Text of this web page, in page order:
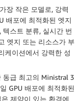
장 작은 모델로, 강력
배포에 최적화된 엣지
스트 분류, 실시간 번
엣지 또는 리소스가 부
케이션에서 강력한 성
동급 최고의 Ministral 3
GPU 배포에 최적화된
제약이 있는 환경에